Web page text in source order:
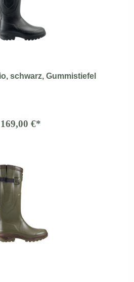
schwarz, Gummistiefel
169,00 €*